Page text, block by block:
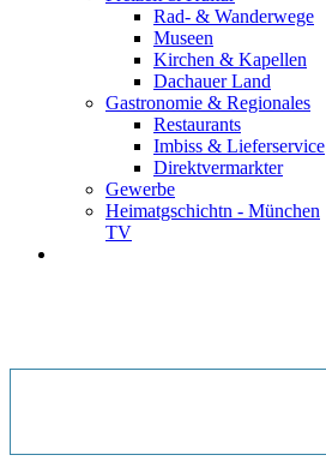
Rad- & Wanderwege
Museen
Kirchen & Kapellen
Dachauer Land
Gastronomie & Regionales
Restaurants
Imbiss & Lieferservice
Direktvermarkter
Gewerbe
Heimatgschichtn - München
TV